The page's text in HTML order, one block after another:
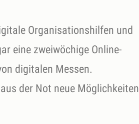
Organisationshilfen und
eine zweiwöchige Online-
digitalen Messen.
der Not neue Möglichkeiten